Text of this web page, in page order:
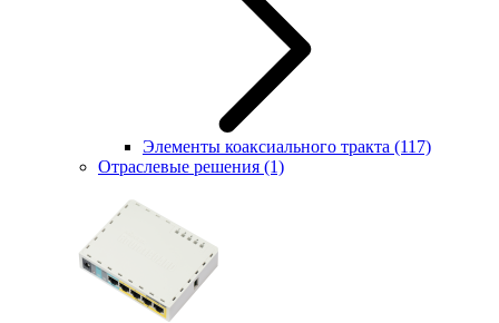
Элементы коаксиального тракта (117)
Отраслевые решения (1)